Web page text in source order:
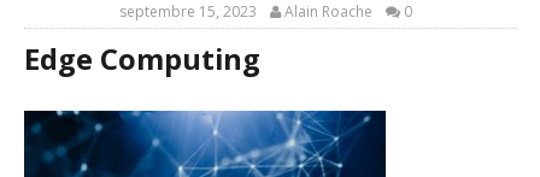
septembre 15, 2023 Alain Roache 0
Edge Computing